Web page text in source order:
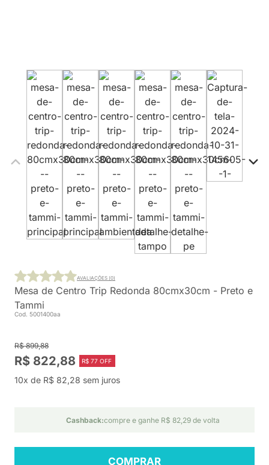
Mesa de Centro Trip Redonda 80cmx30cm - Preto e
Tammi
Cod. 5001400aa
AVALIAÇÕES (0)
R$ 899,88
R$ 822,88 R$ 77 OFF
10x de R$ 82,28 sem juros
Cashback:compre e ganhe R$ 82,29 de volta
COMPRAR